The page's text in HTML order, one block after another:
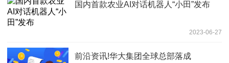
国内首款农业AI对话机器人“小田”发布
2023-06-27
前沿资讯!华大集团全球总部落成